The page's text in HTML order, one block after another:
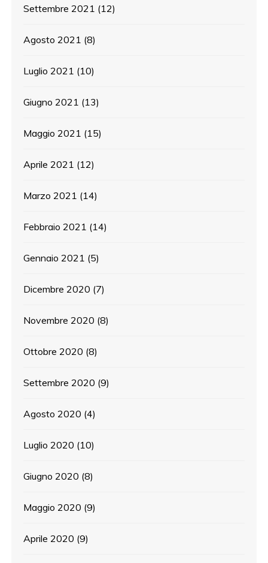
Settembre 2021 (12)
Agosto 2021 (8)
Luglio 2021 (10)
Giugno 2021 (13)
Maggio 2021 (15)
Aprile 2021 (12)
Marzo 2021 (14)
Febbraio 2021 (14)
Gennaio 2021 (5)
Dicembre 2020 (7)
Novembre 2020 (8)
Ottobre 2020 (8)
Settembre 2020 (9)
Agosto 2020 (4)
Luglio 2020 (10)
Giugno 2020 (8)
Maggio 2020 (9)
Aprile 2020 (9)